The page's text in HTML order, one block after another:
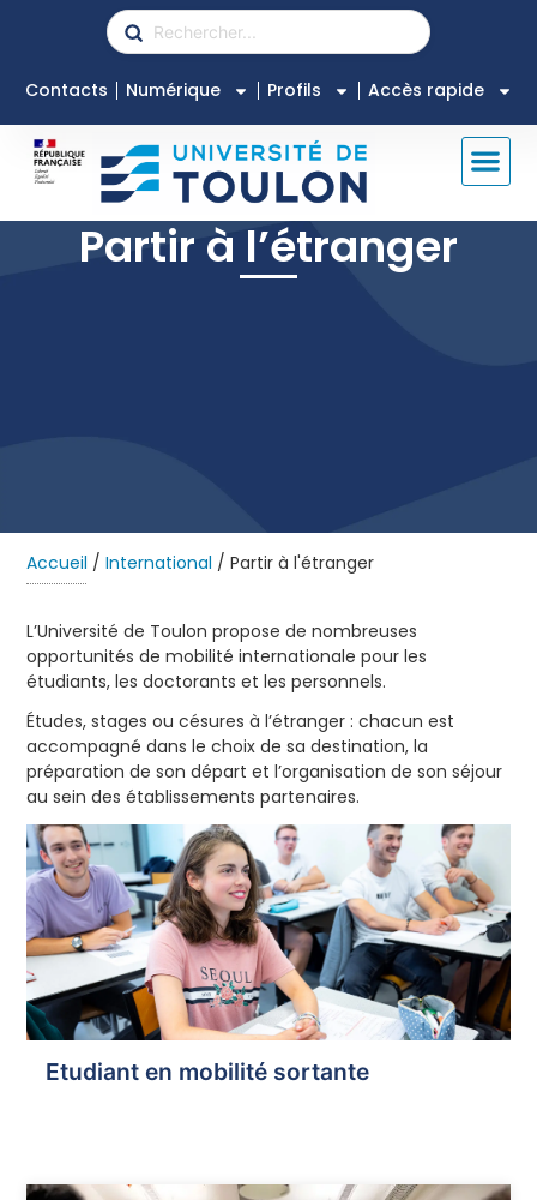
Contacts Numérique Profils Accès rapide
Partir à l’étranger
Accueil /International /Partir à l'étranger
L’Université de Toulon propose de nombreuses
opportunités de mobilité internationale pour les
étudiants, les doctorants et les personnels.
Études, stages ou césures à l’étranger : chacun est
accompagné dans le choix de sa destination, la
préparation de son départ et l’organisation de son séjour
au sein des établissements partenaires.
Etudiant en mobilité sortante